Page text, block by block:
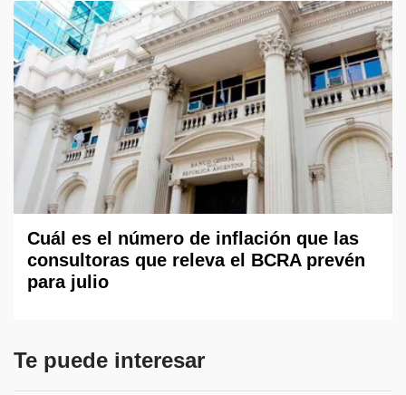
Cuál es el número de inflación que las
consultoras que releva el BCRA prevén
para julio
Te puede interesar